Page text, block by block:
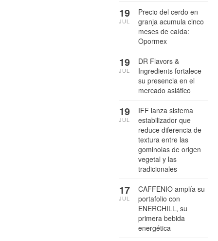
Precio del cerdo en
granja acumula cinco
meses de caída:
Opormex
19
JUL
DR Flavors &
Ingredients fortalece
su presencia en el
mercado asiático
19
JUL
IFF lanza sistema
estabilizador que
reduce diferencia de
textura entre las
gominolas de origen
vegetal y las
tradicionales
19
JUL
CAFFENIO amplía su
portafolio con
ENERCHILL, su
primera bebida
energética
17
JUL